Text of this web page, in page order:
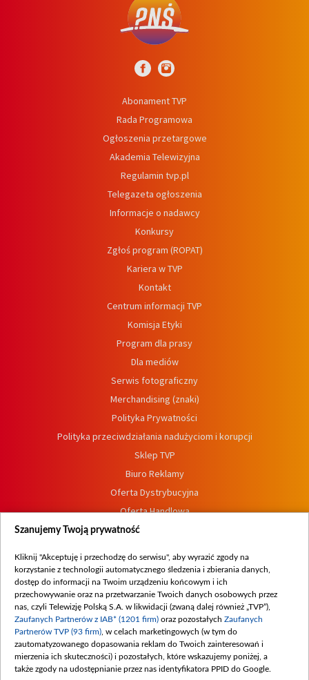
Abonament TVP
Rada Programowa
Ogłoszenia przetargowe
Akademia Telewizyjna
Regulamin tvp.pl
Telegazeta ogłoszenia
Informacje o nadawcy
Konkursy
Zgłoś program (ROPAT)
Kariera w TVP
Kontakt
Centrum informacji TVP
Komisja Etyki
Program dla prasy
Dla mediów
Serwis fotograficzny
Merchandising (znaki)
Polityka Prywatności
Polityka przeciwdziałania nadużyciom i korupcji
Sklep TVP
Biuro Reklamy
Oferta Dystrybucyjna
Oferta Handlowa
Dostępność
Procedura zgłoszeń wewnętrznych
Szanujemy Twoją prywatność
Kliknij "Akceptuję i przechodzę do serwisu", aby wyrazić zgody na
korzystanie z technologii automatycznego śledzenia i zbierania danych,
dostęp do informacji na Twoim urządzeniu końcowym i ich
przechowywanie oraz na przetwarzanie Twoich danych osobowych przez
nas, czyli Telewizję Polską S.A. w likwidacji (zwaną dalej również „TVP”),
Zaufanych Partnerów z IAB* (1201 firm) oraz pozostałych Zaufanych
Partnerów TVP (93 firm) , w celach marketingowych (w tym do
zautomatyzowanego dopasowania reklam do Twoich zainteresowań i
mierzenia ich skuteczności) i pozostałych, które wskazujemy poniżej, a
także zgody na udostępnianie przez nas identyfikatora PPID do Google.